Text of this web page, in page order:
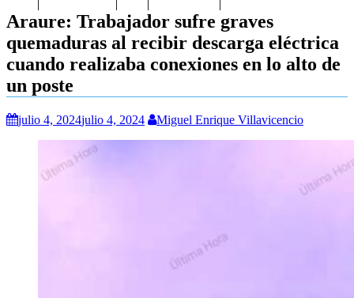
Araure: Trabajador sufre graves
quemaduras al recibir descarga eléctrica
cuando realizaba conexiones en lo alto de
un poste
julio 4, 2024julio 4, 2024 Miguel Enrique Villavicencio